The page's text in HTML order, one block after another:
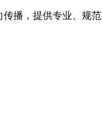
播，提供专业、